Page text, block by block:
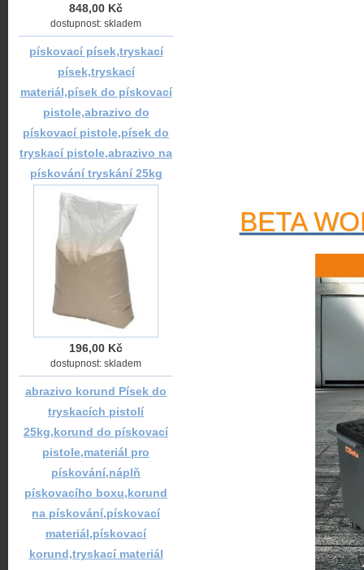
BETA
848,00 Kč
dostupnost: skladem
pískovací písek,tryskací
písek,tryskací
materiál,písek do pískovací
pistole,abrazivo do
pískovací pistole,písek do
tryskací pistole,abrazivo na
pískování tryskání 25kg
196,00 Kč
dostupnost: skladem
abrazivo korund Písek do
tryskacích pistolí
25kg,korund do pískovací
pistole,materiál pro
pískování,náplň
pískovacího boxu,korund
na pískování,pískovací
materiál,pískovací
korund,tryskací materiál